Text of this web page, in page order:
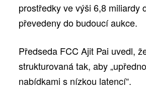
prostředky ve výši 6,8 miliardy
převedeny do budoucí aukce.
Předseda FCC Ajit Pai uvedl,
strukturovaná tak, aby
nabídkami s nízkou latencí“.